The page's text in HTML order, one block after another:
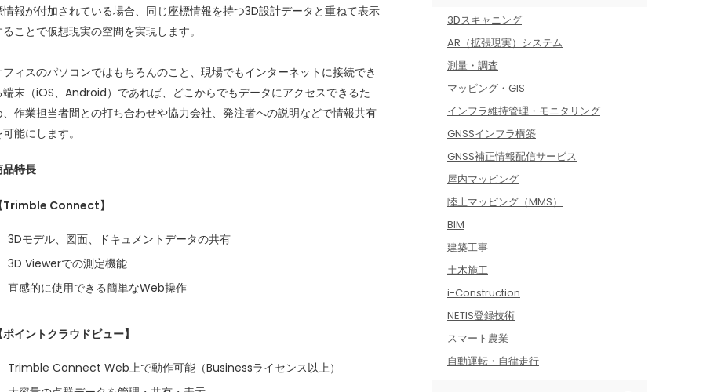
情報が付加されている場合、同じ座標情報を持つ3D設計データと重ねて表示
ことで仮想現実の空間を実現します。
フィスのパソコンではもちろんのこと、現場でもインターネットに接続でき
端末（iOS、Android）であれば、どこからでもデータにアクセスできるた
、作業担当者間との打ち合わせや協力会社、発注者への説明などで情報共有
能にします。
品特長
Trimble Connect】
3Dモデル、図面、ドキュメントデータの共有
3D Viewerでの測定機能
直感的に使用できる簡単なWeb操作
イントクラウドビュー】
Trimble Connect Web上で動作可能（Businessライセンス以上）
3Dスキャニング
AR（拡張現実）システム
測量・調査
マッピング・GIS
インフラ維持管理・モニタリング
GNSSインフラ構築
GNSS補正情報配信サービス
屋内マッピング
陸上マッピング（MMS）
BIM
建築工事
土木施工
i-Construction
NETIS登録技術
スマート農業
自動運転・自律走行